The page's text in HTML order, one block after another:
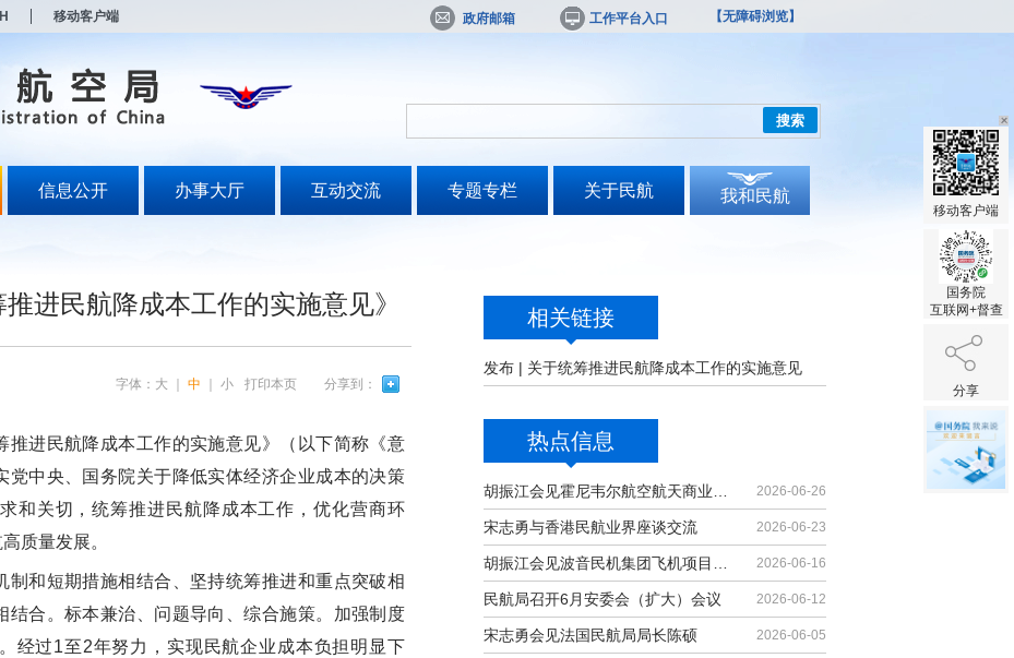
移动客户端 政府邮箱 工作平台入口 【无障碍浏览】
搜索
信息公开 办事大厅 互动交流 专题专栏 关于民航 我和民航
相关链接
发布 | 关于统筹推进民航降成本工作的实施意见
热点信息
2026-06-26
宋志勇与香港民航业界座谈交流 2026-06-23
2026-06-16
民航局召开6月安委会（扩大）会议 2026-06-12
宋志勇会见法国民航局局长陈硕 2026-06-05
进民航降成本工作的实施意见》
分享到：
打印本页
字体： 大 中 小
进民航降成本工作的实施意见》（以下简称《意
党中央、国务院关于降低实体经济企业成本的决策
和关切，统筹推进民航降成本工作，优化营商环
质量发展。
和短期措施相结合、坚持统筹推进和重点突破相
结合。标本兼治、问题导向、综合施策。加强制度
经过1至2年努力，实现民航企业成本负担明显下
移动客户端
国务院
互联网+督查
分享